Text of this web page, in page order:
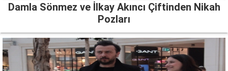
Damla Sönmez ve İlkay Akıncı Çiftinden Nikah
Pozları